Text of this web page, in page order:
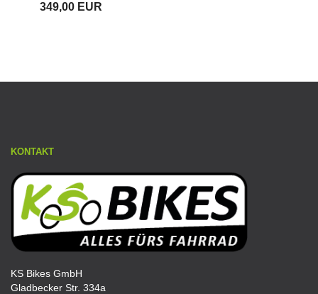
349,00 EUR
KONTAKT
KS Bikes GmbH
Gladbecker Str. 334a